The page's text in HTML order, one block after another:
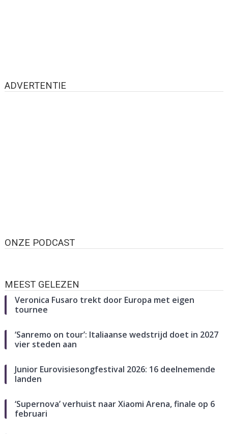
ADVERTENTIE
ONZE PODCAST
MEEST GELEZEN
Veronica Fusaro trekt door Europa met eigen
tournee
‘Sanremo on tour’: Italiaanse wedstrijd doet in 2027
vier steden aan
Junior Eurovisiesongfestival 2026: 16 deelnemende
landen
‘Supernova’ verhuist naar Xiaomi Arena, finale op 6
februari